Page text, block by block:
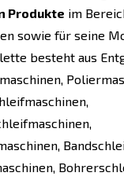
Produkte im
sowie für seine
besteht aus